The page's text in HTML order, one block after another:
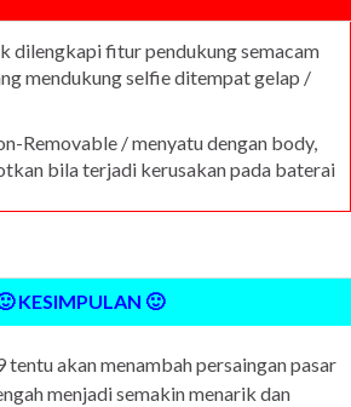
dilengkapi fitur pendukung semacam
mendukung selfie ditempat gelap /
Removable / menyatu dengan body,
bila terjadi kerusakan pada baterai
KESIMPULAN 🙂
tentu akan menambah persaingan pasar
menjadi semakin menarik dan